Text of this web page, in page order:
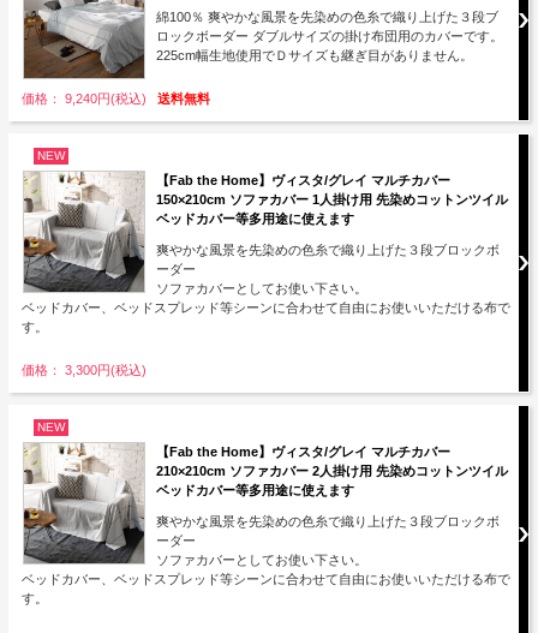
綿100％ 爽やかな風景を先染めの色糸で織り上げた３段ブ
ロックボーダー ダブルサイズの掛け布団用のカバーです。
225cm幅生地使用でＤサイズも継ぎ目がありません。
価格： 9,240円(税込) 送料無料
NEW
【Fab the Home】ヴィスタ/グレイ マルチカバー
150×210cm ソファカバー 1人掛け用 先染めコットンツイル
ベッドカバー等多用途に使えます
爽やかな風景を先染めの色糸で織り上げた３段ブロックボ
ーダー
ソファカバーとしてお使い下さい。
ベッドカバー、ベッドスプレッド等シーンに合わせて自由にお使いいただける布で
す。
価格： 3,300円(税込)
NEW
【Fab the Home】ヴィスタ/グレイ マルチカバー
210×210cm ソファカバー 2人掛け用 先染めコットンツイル
ベッドカバー等多用途に使えます
爽やかな風景を先染めの色糸で織り上げた３段ブロックボ
ーダー
ソファカバーとしてお使い下さい。
ベッドカバー、ベッドスプレッド等シーンに合わせて自由にお使いいただける布で
す。